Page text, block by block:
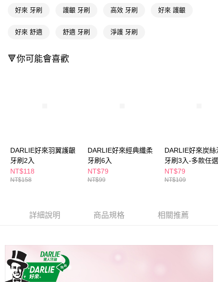
結帳頁面，進行簡訊認證並確認金額後，即可完成結帳。
３．收到繳費通知簡訊後14天內，點擊此簡訊中的連結，可透過四大超商／
ATM／網路銀行／等多元方式進行付款，方視為交易完成。
購買商品的店家。未經商家同意取消之訂單仍視為有效，需透過AFTEE先享
後付繳納相關費用。
https://aftee.tw/terms/#terms3
３．未成年的使用者請事先徵得法定代理人或監護人之同意方可使用
「AFTEE先享後付」，若未經同意申辦者引起之損失，本公司不負相關責
任。
５．嚴禁一人註冊多個帳號或使用他人資訊註冊。若發現惡意使用之情形，
恩沛科技股份有限公司將有權停止該用戶之使用額度並採取法律行動。
付款後全家取貨
每筆NT$65，滿NT$490(含以上)免運費
每筆NT$65，滿NT$490(含以上)免運費
宅配(本島)
每筆NT$100，滿NT$790(含以上)免運費
每筆NT$80，滿NT$290(含以上)免運費
好來 牙刷 護齦 牙刷 高效 牙刷 好來 護齦
好來 舒適 舒適 牙刷 淨護 牙刷
🔻你可能會喜歡
DARLIE好來羽翼護齦
牙刷2入
NT$118
NT$158
DARLIE好來經典纖柔
牙刷6入
NT$79
NT$99
DARLIE好來炭絲
牙刷3入-多款任選
NT$79
NT$109
詳細說明 商品規格 相關推薦